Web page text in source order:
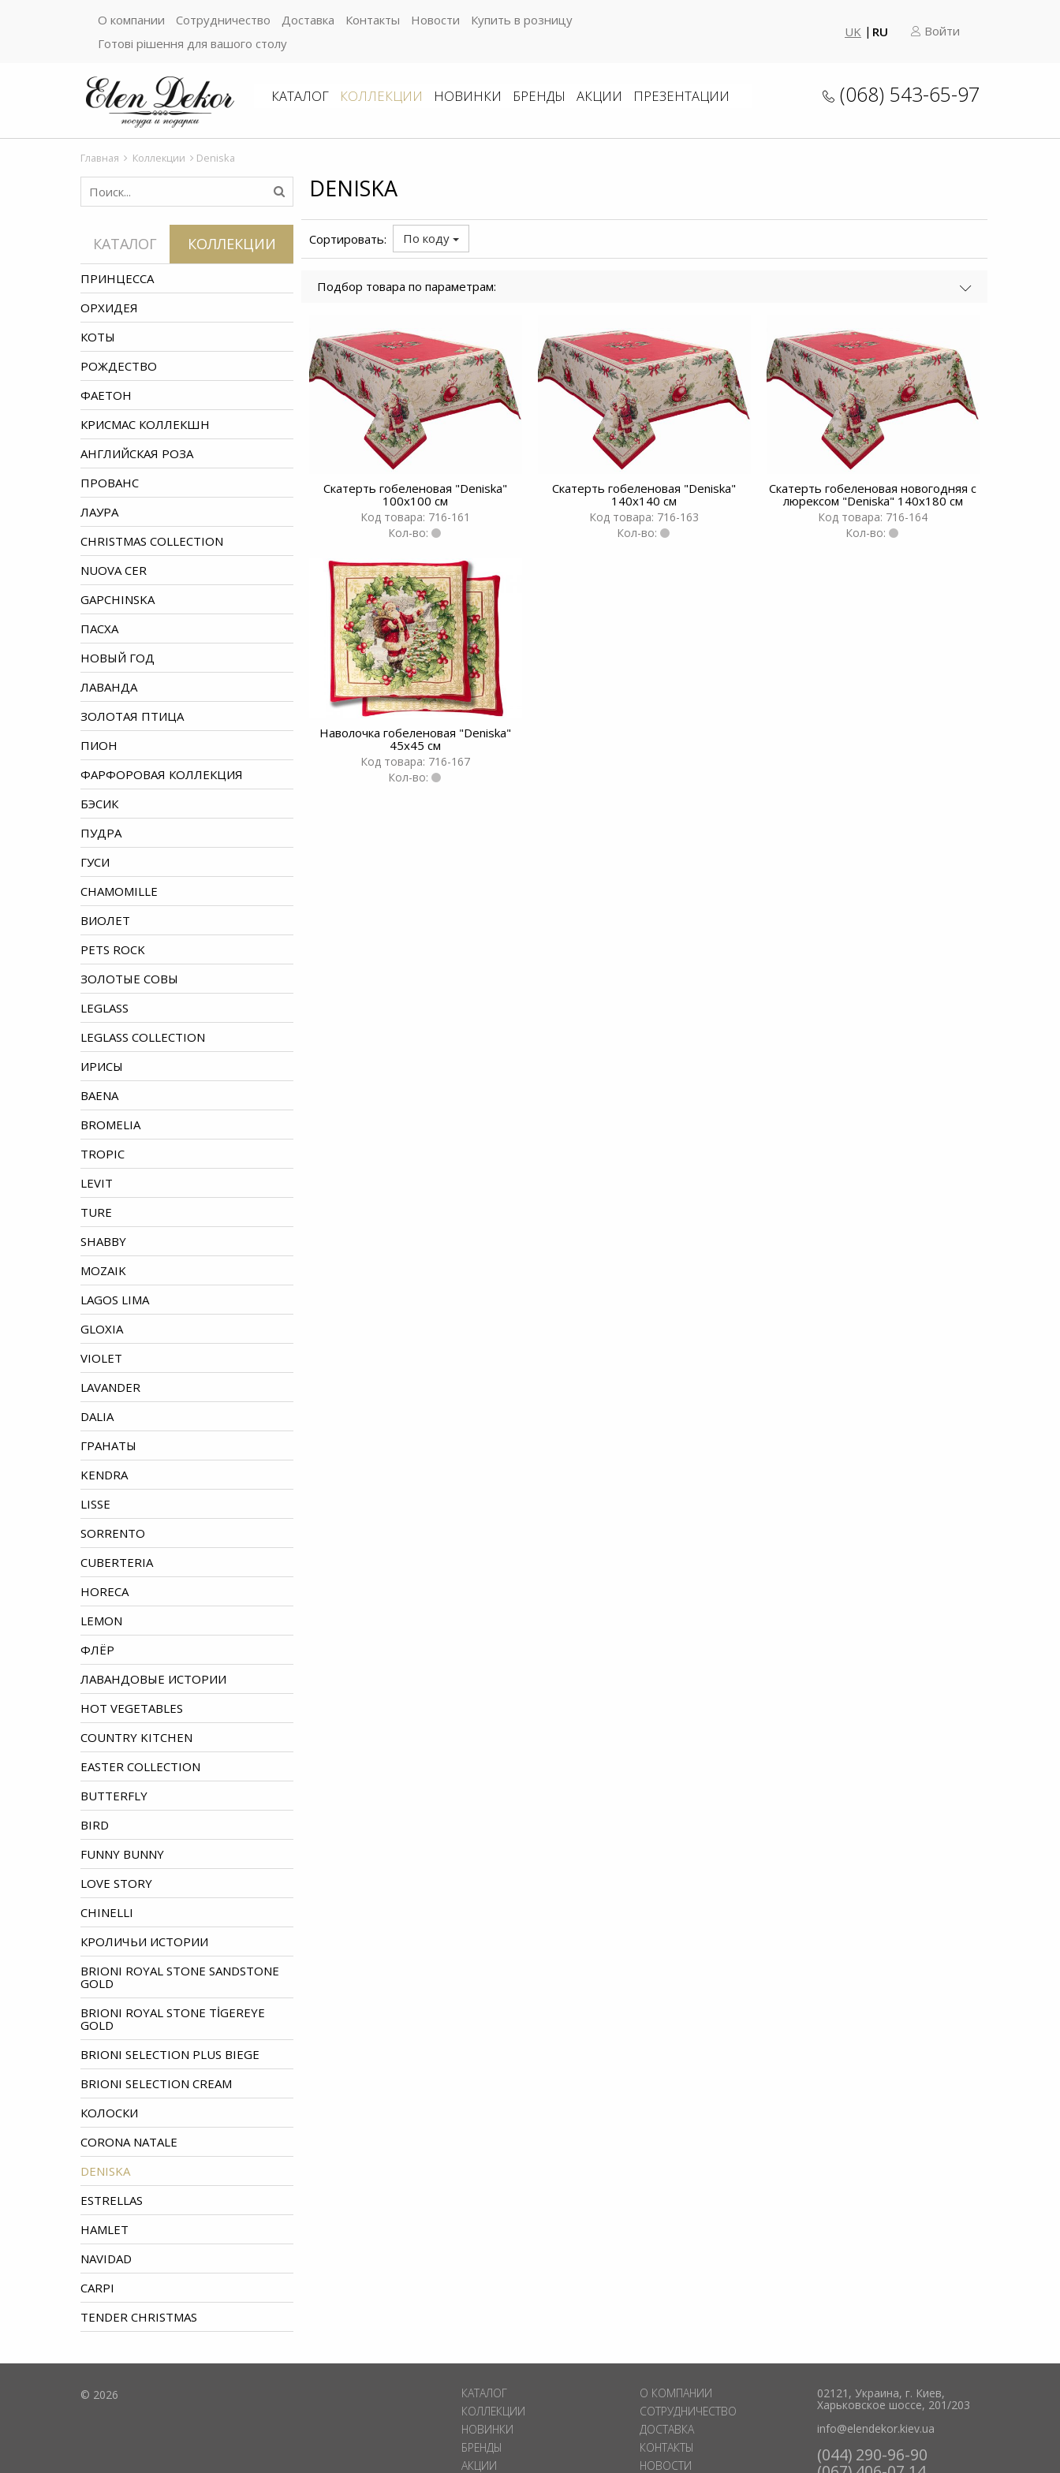
О компании Сотрудничество Доставка Контакты Новости
Купить в розницу
Готові рішення для вашого столу
UK RU Войти
КАТАЛОГ КОЛЛЕКЦИИ НОВИНКИ БРЕНДЫ АКЦИИ ПРЕЗЕНТАЦИИ (068) 543-65-97
Главная Коллекции Deniska
КАТАЛОГ КОЛЛЕКЦИИ
ПРИНЦЕССА
ОРХИДЕЯ
КОТЫ
РОЖДЕСТВО
ФАЕТОН
КРИСМАС КОЛЛЕКШН
АНГЛИЙСКАЯ РОЗА
ПРОВАНС
ЛАУРА
CHRISTMAS COLLECTION
NUOVA CER
GAPCHINSKA
ПАСХА
НОВЫЙ ГОД
ЛАВАНДА
ЗОЛОТАЯ ПТИЦА
ПИОН
ФАРФОРОВАЯ КОЛЛЕКЦИЯ
БЭСИК
ПУДРА
ГУСИ
CHAMOMILLE
ВИОЛЕТ
PETS ROCK
ЗОЛОТЫЕ СОВЫ
LEGLASS
LEGLASS COLLECTION
ИРИСЫ
BAENA
BROMELIA
TROPIC
LEVIT
TURE
SHABBY
MOZAIK
LAGOS LIMA
GLOXIA
VIOLET
LAVANDER
DALIA
ГРАНАТЫ
KENDRA
LISSE
SORRENTO
CUBERTERIA
HORECA
LEMON
ФЛЁР
ЛАВАНДОВЫЕ ИСТОРИИ
HOT VEGETABLES
COUNTRY KITCHEN
EASTER COLLECTION
BUTTERFLY
BIRD
FUNNY BUNNY
LOVE STORY
CHINELLI
КРОЛИЧЬИ ИСТОРИИ
BRIONI ROYAL STONE SANDSTONE
GOLD
BRIONI ROYAL STONE TİGEREYE
GOLD
BRIONI SELECTION PLUS BIEGE
BRIONI SELECTION CREAM
КОЛОСКИ
CORONA NATALE
DENISKA
ESTRELLAS
HAMLET
NAVIDAD
CARPI
TENDER CHRISTMAS
DENISKA
Сортировать: По коду
Подбор товара по параметрам:
Скатерть гобеленовая "Deniska"
100x100 см
Код товара: 716-161
Кол-во:
Скатерть гобеленовая "Deniska"
140x140 см
Код товара: 716-163
Кол-во:
Скатерть гобеленовая новогодняя с
люрексом "Deniska" 140x180 см
Код товара: 716-164
Кол-во:
Наволочка гобеленовая "Deniska"
45x45 см
Код товара: 716-167
Кол-во:
© 2026
КАТАЛОГ
КОЛЛЕКЦИИ
НОВИНКИ
БРЕНДЫ
АКЦИИ
О КОМПАНИИ
СОТРУДНИЧЕСТВО
ДОСТАВКА
КОНТАКТЫ
НОВОСТИ
02121, Украина, г. Киев,
Харьковское шоссе, 201/203
info@elendekor.kiev.ua
(044) 290-96-90